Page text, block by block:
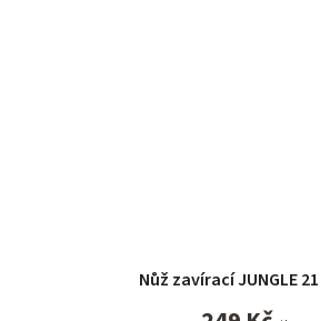
Nůž zavírací JUNGLE